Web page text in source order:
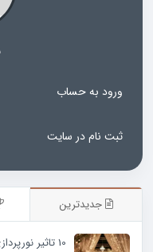
ورود به حساب
ثبت نام در سایت
جدیدترین
10 تاثیر